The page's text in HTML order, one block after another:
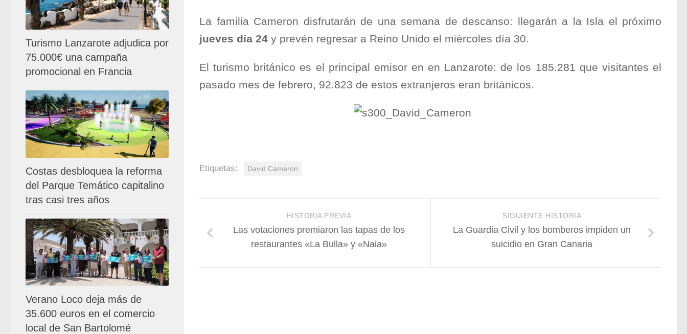
La familia Cameron disfrutarán de una semana de descanso: llegarán a la Isla el próximo
jueves día 24 y prevén regresar a Reino Unido el miércoles día 30.
El turismo británico es el principal emisor en en Lanzarote: de los 185.281 que visitantes el
pasado mes de febrero, 92.823 de estos extranjeros eran británicos.
Etiquetas: David Cameron
SIGUIENTE HISTORIA
La Guardia Civil y los bomberos impiden un
suicidio en Gran Canaria
HISTORIA PREVIA
Las votaciones premiaron las tapas de los
restaurantes «La Bulla» y «Naia»
Turismo Lanzarote adjudica por
75.000€ una campaña
promocional en Francia
Costas desbloquea la reforma
del Parque Temático capitalino
tras casi tres años
Verano Loco deja más de
35.600 euros en el comercio
local de San Bartolomé